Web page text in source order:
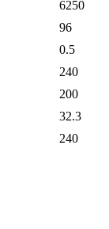
6250
96
0.5
240
200
32.3
240